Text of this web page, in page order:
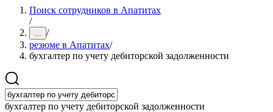
Поиск сотрудников в Апатитах
/
... /
резюме в Апатитах/
бухгалтер по учету дебиторской задолженности
бухгалтер по учету дебиторской задолженности